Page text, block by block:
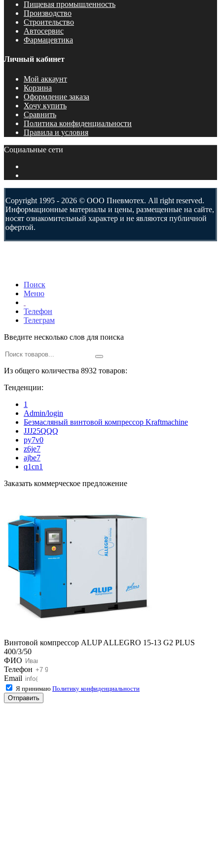
Пищевая промышленность
Производство
Строительство
Автосервис
Фармацевтика
Личный кабинет
Мой аккаунт
Корзина
Оформление заказа
Хочу купить
Сравнить
Политика конфиденциальности
Правила и условия
Социальные сети
Copyright 1995 - 2026 © ООО Пневмотех. All right reserved.
Информационные материалы и цены, размещенные на сайте,
носят ознакомительный характер и не являются публичной
офертой.
Поиск
Меню
Телефон
Телеграм
Введите несколько слов для поиска
Из общего количества 8932 товаров:
Тенденции:
1
Admin/login
Безмасляный винтовой компрессор Kraftmaсhine
JJJ25QQQ
py7v0
z6je7
ajbe7
q1cn1
Заказать коммерческое предложение
Винтовой компрессор ALUP ALLEGRO 15-13 G2 PLUS
400/3/50
ФИО
Телефон
Email
Я принимаю Политику конфиденциальности
Отправить